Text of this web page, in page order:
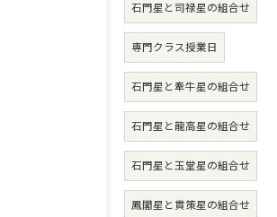
石門星と司禄星の組合せ
専門クラス授業日
石門星と牽牛星の組合せ
石門星と龍高星の組合せ
石門星と玉堂星の組合せ
鳳閣星と貫策星の組合せ